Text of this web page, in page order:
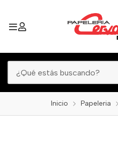
Inicio Papeleria